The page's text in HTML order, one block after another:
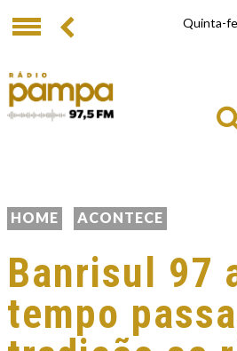
Quinta-
HOME ACONTECE
Banrisul 97
tempo